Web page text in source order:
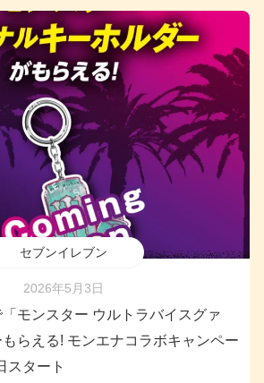
セブンイレブン
2026年5月3日
モンスター ウルトラバイスグァ
らえる! モンエナコラボキャンペー
スタート